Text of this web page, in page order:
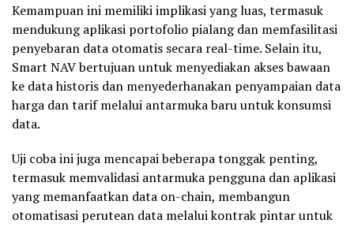
Kemampuan ini memiliki implikasi yang luas, termasuk
mendukung aplikasi portofolio pialang dan memfasilitasi
penyebaran data otomatis secara real-time. Selain itu,
Smart NAV bertujuan untuk menyediakan akses bawaan
ke data historis dan menyederhanakan penyampaian data
harga dan tarif melalui antarmuka baru untuk konsumsi
data.
Uji coba ini juga mencapai beberapa tonggak penting,
termasuk memvalidasi antarmuka pengguna dan aplikasi
yang memanfaatkan data on-chain, membangun
otomatisasi perutean data melalui kontrak pintar untuk